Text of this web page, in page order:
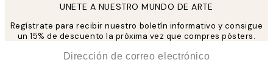
UNETE A NUESTRO MUNDO DE ARTE
Regístrate para recibir nuestro boletín informativo y consigue
un 15% de descuento la próxima vez que compres pósters.